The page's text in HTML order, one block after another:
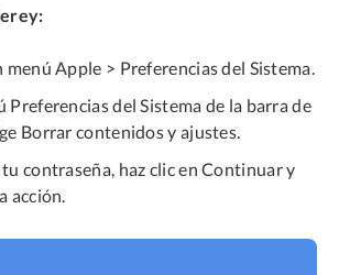
menú Apple > Preferencias del Sistema.
Preferencias del Sistema de la barra de
Borrar contenidos y ajustes.
contraseña, haz clic en Continuar y
acción.